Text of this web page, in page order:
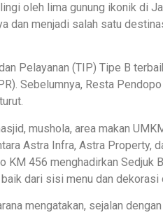
oleh lima gunung ikonik di
dan menjadi salah satu
Pelayanan (TIP) Tipe B
Sebelumnya, Resta
mushola, area makan
Astra Infra, Astra Property,
KM 456 menghadirkan Sedjuk
dari sisi menu dan dekorasi
mengatakan, sejalan